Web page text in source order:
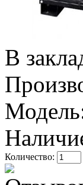
В
Количество: